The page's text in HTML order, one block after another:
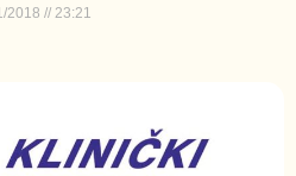
2018 23:21